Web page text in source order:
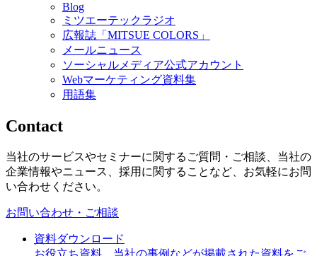
Blog
ミツエーテックラジオ
広報誌「MITSUE COLORS」
メールニュース
ソーシャルメディア公式アカウント
Webマーケティング資料集
用語集
Contact
当社のサービスやセミナーに関するご質問・ご相談、当社の
企業情報やニュース、採用に関することなど、お気軽にお問
い合わせください。
お問い合わせ・ご相談
資料ダウンロード